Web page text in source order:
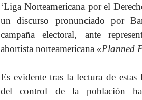
‘Liga Norteamericana por el
un discurso pronunciado por
campaña electoral, ante
abortista norteamericana «Planned
Es evidente tras la lectura de
del control de la población